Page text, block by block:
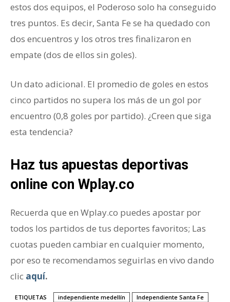
estos dos equipos, el Poderoso solo ha conseguido
tres puntos. Es decir, Santa Fe se ha quedado con
dos encuentros y los otros tres finalizaron en
empate (dos de ellos sin goles).
Un dato adicional. El promedio de goles en estos
cinco partidos no supera los más de un gol por
encuentro (0,8 goles por partido). ¿Creen que siga
esta tendencia?
Haz tus apuestas deportivas
online con Wplay.co
Recuerda que en Wplay.co puedes apostar por
todos los partidos de tus deportes favoritos; Las
cuotas pueden cambiar en cualquier momento,
por eso te recomendamos seguirlas en vivo dando
clic aquí.
ETIQUETAS independiente medellín
Independiente Santa Fe